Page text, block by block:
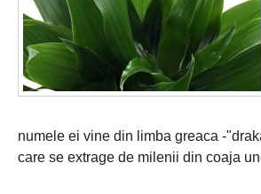
numele ei vine din limba greaca -
care se extrage de milenii din coaja